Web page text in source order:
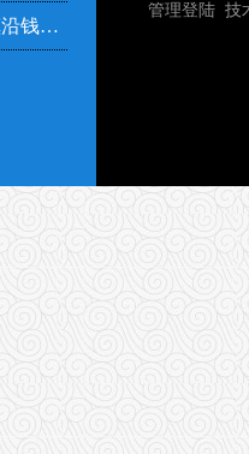
地址：上海市奉贤区青村镇沿钱公路351号
管理登陆 技